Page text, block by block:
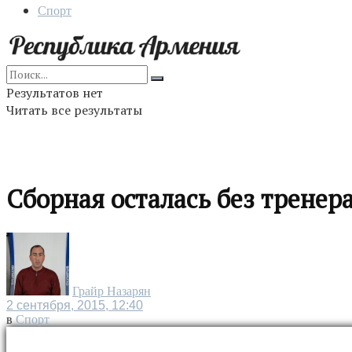
Спорт
Результатов нет
Читать все результаты
Сборная осталась без
Грайр Назарян
2 сентября, 2015, 12:40
в Спорт